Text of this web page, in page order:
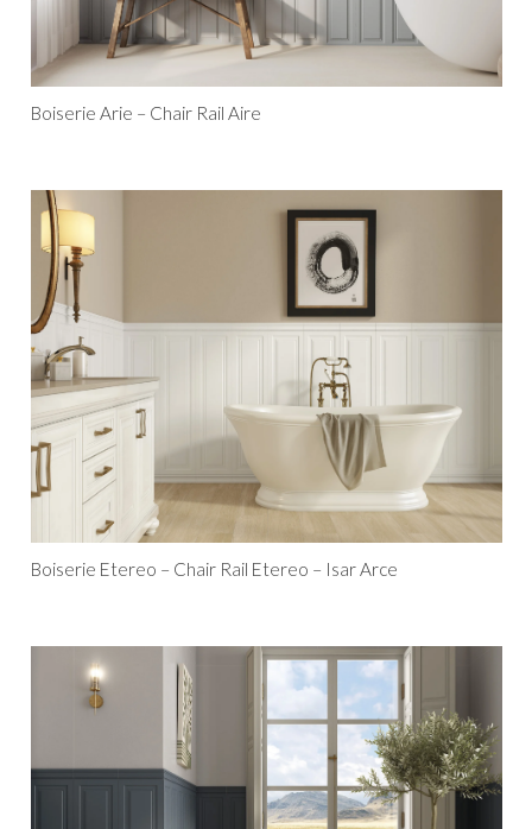
Boiserie Arie – Chair Rail Aire
Boiserie Etereo – Chair Rail Etereo – Isar Arce